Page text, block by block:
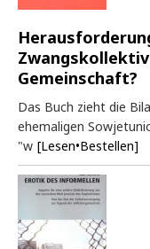
Gemeinschaft?
Das Buch zieht die
ehemaligen
"w [Lesen•Bestellen]